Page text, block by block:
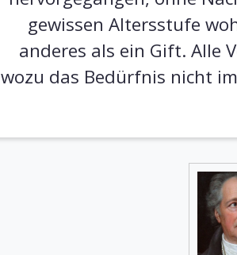
gewissen Altersstufe
anderes als ein Gift. Alle
wozu das Bedürfnis nicht